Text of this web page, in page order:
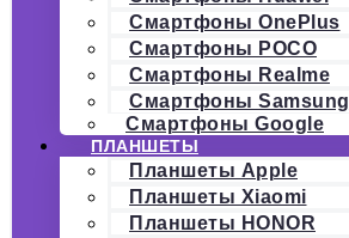
Смартфоны OnePlus
Смартфоны POCO
Смартфоны Realme
Смартфоны Samsung
Смартфоны Google
ПЛАНШЕТЫ
Планшеты Apple
Планшеты Xiaomi
Планшеты HONOR